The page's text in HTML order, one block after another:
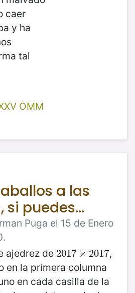
caer
y ha
tal
OMM
a las
puedes...
Puga el 15 de Enero
ajedrez de 2017 × 2017
2017 ×2017 ,
en la primera columna
en cada casilla de la